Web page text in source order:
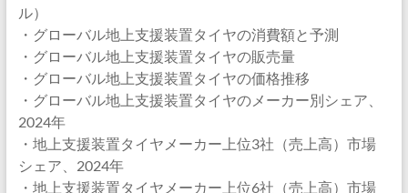
ル）
・グローバル地上支援装置タイヤの消費額と予測
・グローバル地上支援装置タイヤの販売量
・グローバル地上支援装置タイヤの価格推移
・グローバル地上支援装置タイヤのメーカー別シェア、
2024年
・地上支援装置タイヤメーカー上位3社（売上高）市場
シェア、2024年
・地上支援装置タイヤメーカー上位6社（売上高）市場